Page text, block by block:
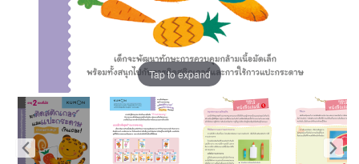
Tap to expand